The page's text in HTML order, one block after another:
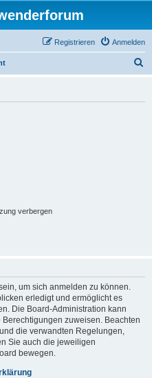
Anmelden
Registrieren
verbergen
um sich anmelden zu können.
erledigt und ermöglicht es
Die Board-Administration kann
zuweisen. Beachten
die verwandten Regelungen,
Sie auch die jeweiligen
bewegen.